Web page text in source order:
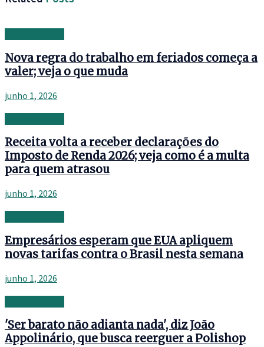
Nova regra do trabalho em feriados começa a
valer; veja o que muda
junho 1, 2026
Receita volta a receber declarações do
Imposto de Renda 2026; veja como é a multa
para quem atrasou
junho 1, 2026
Empresários esperam que EUA apliquem
novas tarifas contra o Brasil nesta semana
junho 1, 2026
'Ser barato não adianta nada', diz João
Appolinário, que busca reerguer a Polishop